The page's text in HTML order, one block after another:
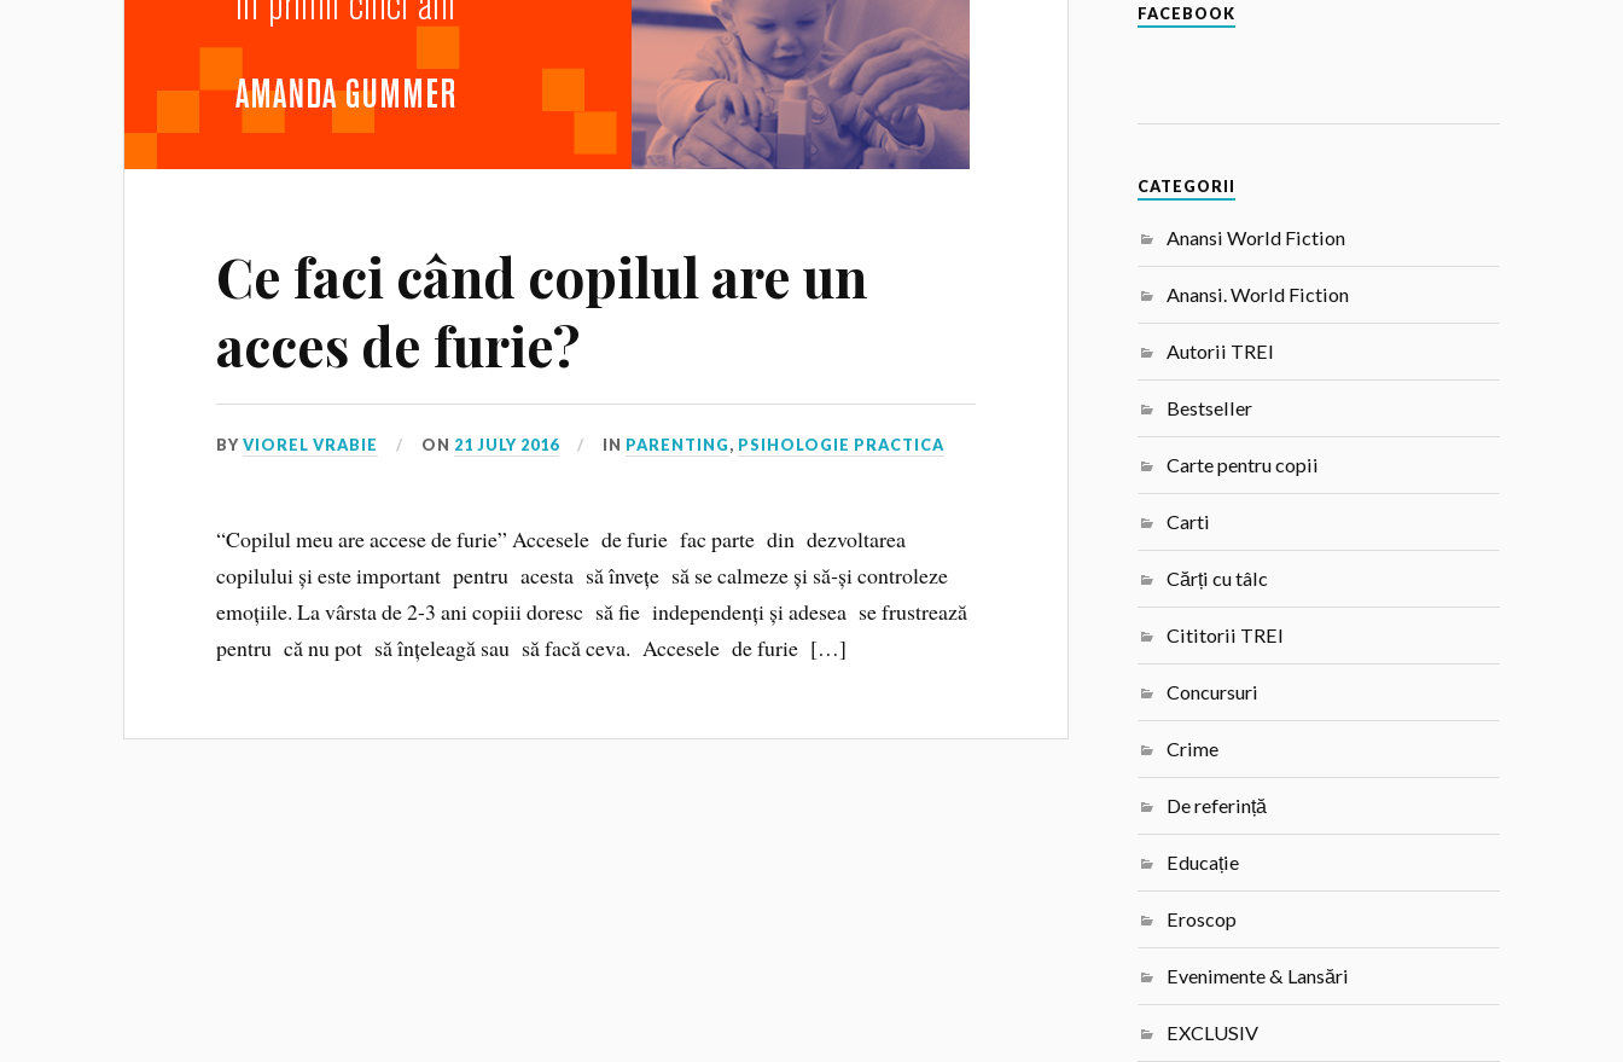
Ce faci când copilul are un
acces de furie?
BYVIOREL VRABIE ON 21 JULY 2016 IN PARENTING, PSIHOLOGIE PRACTICA
“Copilul meu are accese de furie” Accesele de furie fac parte din dezvoltarea
copilului și este important pentru acesta să învețe să se calmeze și să‑și controleze
emoțiile. La vârsta de 2-3 ani copiii doresc să fie independenți și adesea se frustrează
pentru că nu pot să înțeleagă sau să facă ceva. Accesele de furie […]
FACEBOOK
CATEGORII
Anansi World Fiction
Anansi. World Fiction
Autorii TREI
Bestseller
Carte pentru copii
Carti
Cărți cu tâlc
Cititorii TREI
Concursuri
Crime
De referință
Educație
Eroscop
Evenimente & Lansări
EXCLUSIV